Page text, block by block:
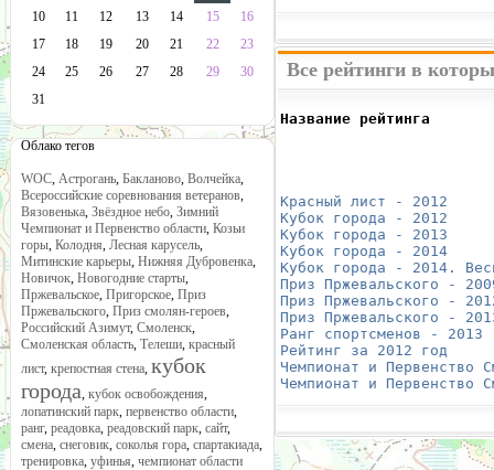
10
11 12 13 14 15
16
17
18 19 20 21 22
23
24
25 26 27 28 29
30
31
Облако тегов
WOC, Астрогань, Бакланово, Волчейка,
Всероссийские соревнования ветеранов,
Вязовенька, Звёздное небо, Зимний
Чемпионат и Первенство области, Козьи
горы, Колодня, Лесная карусель,
Митинские карьеры, Нижняя Дубровенка,
Новичок, Новогодние старты,
Пржевальское, Пригорское, Приз
Пржевальского, Приз смолян-героев,
Российский Азимут, Смоленск,
Смоленская область, Телеши, красный
лист, крепостная стена, кубок
города, кубок освобождения,
лопатинский парк, первенство области,
ранг, реадовка, реадовский парк, сайт,
смена, снеговик, соколья гора, спартакиада,
тренировка, уфинья, чемпионат области
Все рейтинги в
Название рейтинга
Красный лист - 2012
Кубок города - 2012
Кубок города - 2013
Кубок города - 2014
Кубок города - 2014.
Приз Пржевальского -
Приз Пржевальского -
Приз Пржевальского -
Ранг спортсменов - 2013
Рейтинг за 2012 год
Чемпионат и Первенство
Чемпионат и Первенство